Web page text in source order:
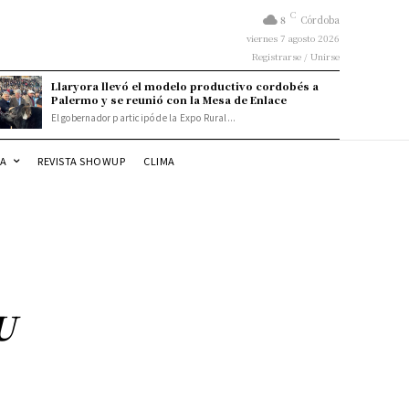
8 C Córdoba
viernes 7 agosto 2026
Registrarse / Unirse
Llaryora llevó el modelo productivo cordobés a
Palermo y se reunió con la Mesa de Enlace
El gobernador participó de la Expo Rural...
REVISTA SHOWUP CLIMA